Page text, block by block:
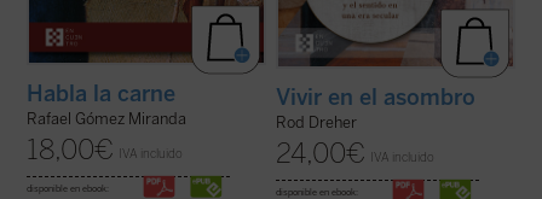
Habla la carne
Rafael Gómez Miranda
18,00€ IVA incluido
disponible en ebook:
Vivir en el asombro
Rod Dreher
24,00€ IVA incluido
disponible en ebook: